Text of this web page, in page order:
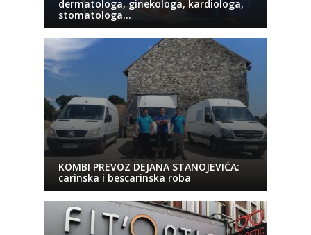
dermatologa, ginekologa, kardiologa,
stomatologa…
KOMBI PREVOZ DEJANA STANOJEVIĆA:
carinska i bescarinska roba